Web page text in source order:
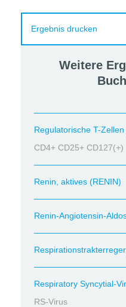
Ergebnis drucken
Weitere
Regulatorische T-
CD4+ CD25+ CD127(+)
Renin, aktives (RENIN)
Renin-Angiotensin-
Respiratory Syncytial-
RS-Virus